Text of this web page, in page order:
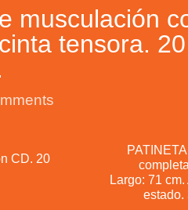
musculación
tensora.
CD. 20
Largo: 71
estado.